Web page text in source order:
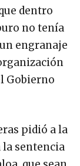
dentro
no tenía
engranaje
Gobierno
pidió a la
la sentencia
que sean